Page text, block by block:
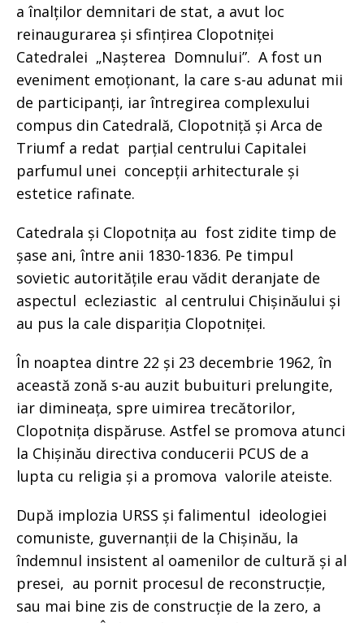
a înalților demnitari de stat, a avut loc
reinaugurarea și sfințirea Clopotniței
Catedralei „Nașterea Domnului”. A fost un
eveniment emoționant, la care s-au adunat mii
de participanți, iar întregirea complexului
compus din Catedrală, Clopotniță și Arca de
Triumf a redat parțial centrului Capitalei
parfumul unei concepții arhitecturale și
estetice rafinate.
Catedrala și Clopotnița au fost zidite timp de
șase ani, între anii 1830-1836. Pe timpul
sovietic autoritățile erau vădit deranjate de
aspectul ecleziastic al centrului Chișinăului și
au pus la cale dispariția Clopotniței.
În noaptea dintre 22 și 23 decembrie 1962, în
această zonă s-au auzit bubuituri prelungite,
iar dimineața, spre uimirea trecătorilor,
Clopotnița dispăruse. Astfel se promova atunci
la Chișinău directiva conducerii PCUS de a
lupta cu religia și a promova valorile ateiste.
După implozia URSS și falimentul ideologiei
comuniste, guvernanții de la Chișinău, la
îndemnul insistent al oamenilor de cultură și al
presei, au pornit procesul de reconstrucție,
sau mai bine zis de construcție de la zero, a